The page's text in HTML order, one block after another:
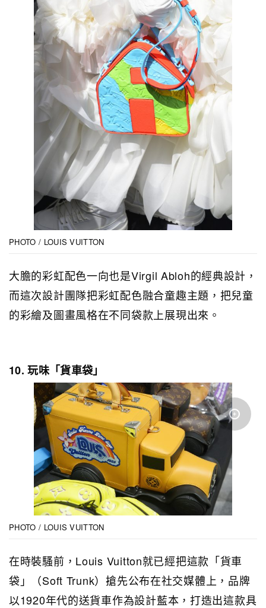
PHOTO / LOUIS VUITTON
大膽的彩虹配色一向也是Virgil Abloh的經典設計，
而這次設計團隊把彩虹配色融合童趣主題，把兒童
的彩繪及圖畫風格在不同袋款上展現出來。
10. 玩味「貨車袋」
PHOTO / LOUIS VUITTON
在時裝騷前，Louis Vuitton就已經把這款「貨車
袋」（Soft Trunk）搶先公布在社交媒體上，品牌
以1920年代的送貨車作為設計藍本，打造出這款具